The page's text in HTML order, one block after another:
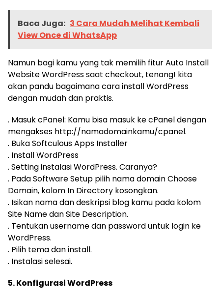
Baca Juga: 3 Cara Mudah Melihat Kembali
View Once di WhatsApp
Namun bagi kamu yang tak memilih fitur Auto Install
Website WordPress saat checkout, tenang! kita
akan pandu bagaimana cara install WordPress
dengan mudah dan praktis.
. Masuk cPanel: Kamu bisa masuk ke cPanel dengan
mengakses http://namadomainkamu/cpanel.
. Buka Softculous Apps Installer
. Install WordPress
. Setting instalasi WordPress. Caranya?
. Pada Software Setup pilih nama domain Choose
Domain, kolom In Directory kosongkan.
. Isikan nama dan deskripsi blog kamu pada kolom
Site Name dan Site Description.
. Tentukan username dan password untuk login ke
WordPress.
. Pilih tema dan install.
. Instalasi selesai.
5. Konfigurasi WordPress